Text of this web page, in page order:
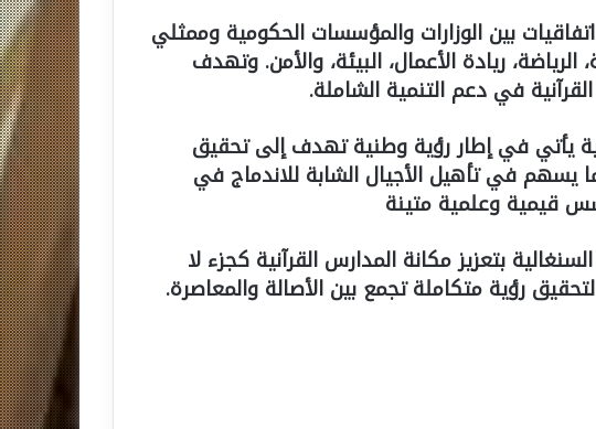
بين الوزارات والمؤسسات الحكومية وممثلي
ريادة الأعمال، البيئة، والأمن. وتهدف
في دعم التنمية الشاملة.
يأتي في إطار رؤية وطنية تهدف إلى تحقيق
يسهم في تأهيل الأجيال الشابة للاندماج في
قيمية وعلمية متينة
بتعزيز مكانة المدارس القرآنية كجزء لا
رؤية متكاملة تجمع بين الأصالة والمعاصرة.